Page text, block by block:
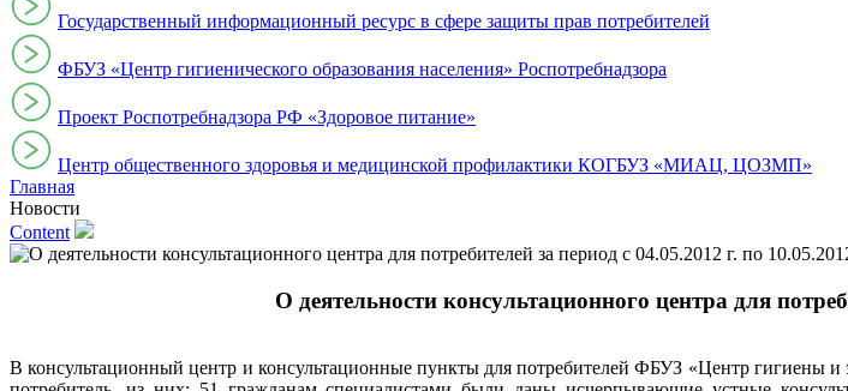
Государственный информационный ресурс в сфере защиты прав потребителей
ФБУЗ «Центр гигиенического образования населения» Роспотребнадзора
Проект Роспотребнадзора РФ «Здоровое питание»
Центр общественного здоровья и медицинской профилактики КОГБУЗ «МИАЦ, ЦОЗМП»
Главная
Новости
Content
О деятельности консультационного центра для
В консультационный центр и консультационные пункты для потребителей ФБУЗ «Центр гигиены и